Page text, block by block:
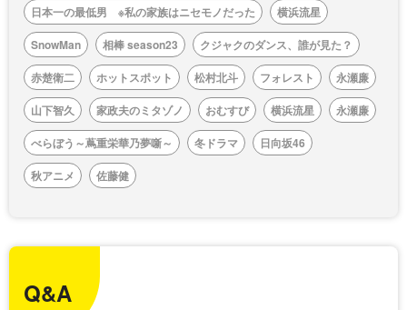
日本一の最低男 ※私の家族はニセモノだった
横浜流星
SnowMan
相棒 season23
クジャクのダンス、誰が見た？
赤楚衛二
ホットスポット 松村北斗 フォレスト
永瀬廉
山下智久
家政夫のミタゾノ おむすび 横浜流星
永瀬廉
べらぼう～蔦重栄華乃夢噺～
冬ドラマ
日向坂46
秋アニメ
佐藤健
Q&A